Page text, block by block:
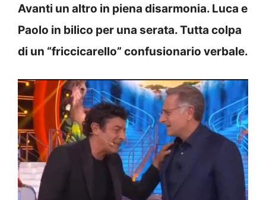
Avanti un altro in piena disarmonia. Luca e
Paolo in bilico per una serata. Tutta colpa
di un “friccicarello” confusionario verbale.